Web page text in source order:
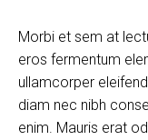
Morbi et sem at
eros fermentum
ullamcorper
diam nec nibh
enim. Mauris erat